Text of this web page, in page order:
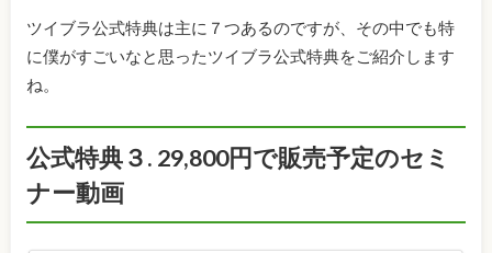
ツイブラ公式特典は主に７つあるのですが、その中でも特
に僕がすごいなと思ったツイブラ公式特典をご紹介します
ね。
公式特典３. 29,800円で販売予定のセミ
ナー動画